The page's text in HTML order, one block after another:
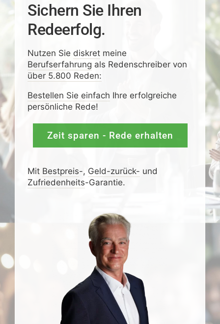
Sichern Sie Ihren
Redeerfolg.
Nutzen Sie diskretmeine
Berufserfahrung als Redenschreiber von
über 5.800 Reden:
Bestellen Sie einfach Ihre erfolgreiche
persönliche Rede!
Zeit sparen - Rede erhalten
Mit Bestpreis-, Geld-zurück- und
Zufrieden­­heits-Garantie.